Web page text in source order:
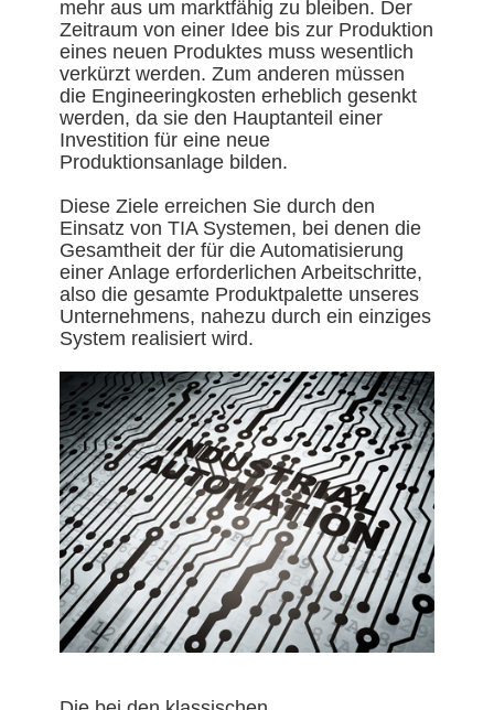
mehr aus um marktfähig zu bleiben. Der
Zeitraum von einer Idee bis zur Produktion
eines neuen Produktes muss wesentlich
verkürzt werden. Zum anderen müssen
die Engineeringkosten erheblich gesenkt
werden, da sie den Hauptanteil einer
Investition für eine neue
Produktionsanlage bilden.
Diese Ziele erreichen Sie durch den
Einsatz von TIA Systemen, bei denen die
Gesamtheit der für die Automatisierung
einer Anlage erforderlichen Arbeitschritte,
also die gesamte Produktpalette unseres
Unternehmens, nahezu durch ein einziges
System realisiert wird.